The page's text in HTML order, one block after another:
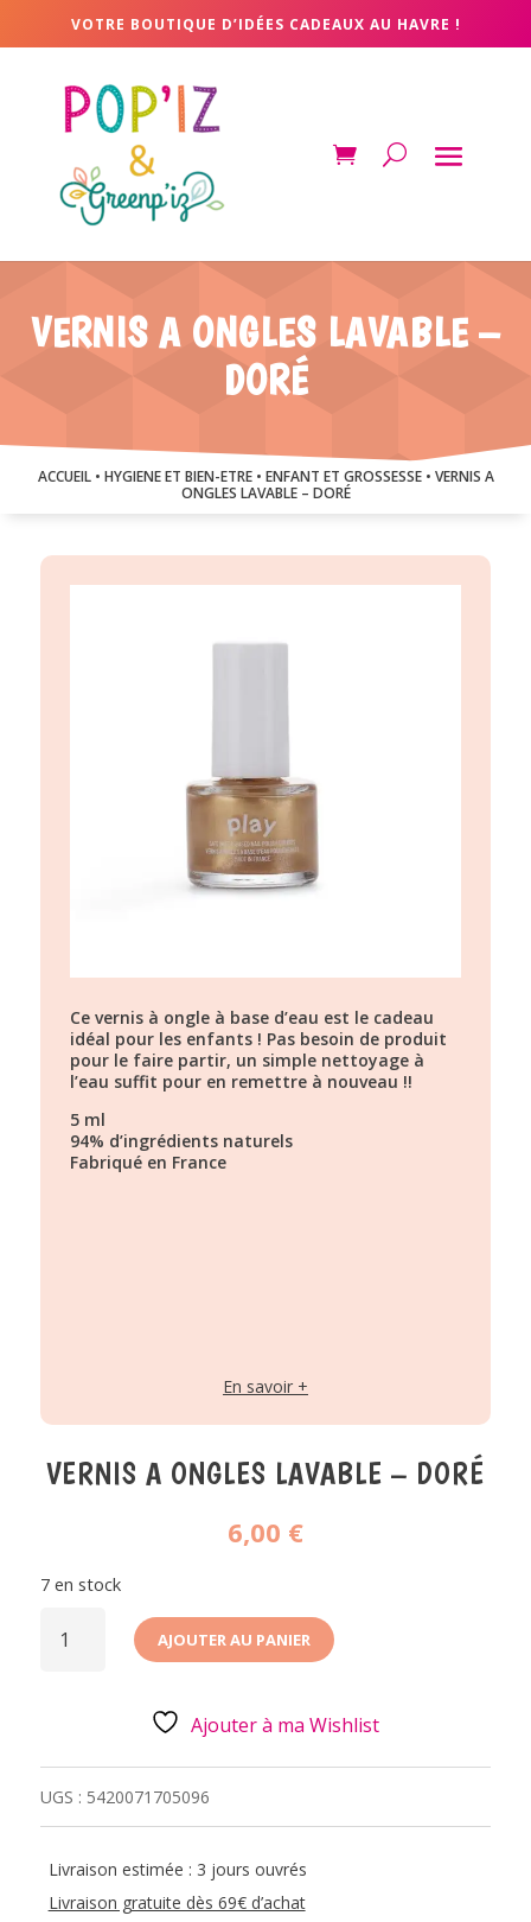
VOTRE BOUTIQUE D’IDÉES CADEAUX AU HAVRE !
VERNIS A ONGLES LAVABLE –
DORÉ
ACCUEIL• HYGIENE ET BIEN-ETRE• ENFANT ET GROSSESSE• VERNIS A
ONGLES LAVABLE – DORÉ
Ce vernis à ongle à base d’eau est le cadeau
idéal pour les enfants ! Pas besoin de produit
pour le faire partir, un simple nettoyage à
l’eau suffit pour en remettre à nouveau !!
5 ml
94% d’ingrédients naturels
Fabriqué en France
En savoir +
VERNIS A ONGLES LAVABLE – DORÉ
6,00 €
7 en stock
DE
VERNIS AJOUTER AU PANIER
Ajouter à ma Wishlist
UGS : 5420071705096
Livraison estimée : 3 jours ouvrés
Livraison gratuite dès 69€ d’achat